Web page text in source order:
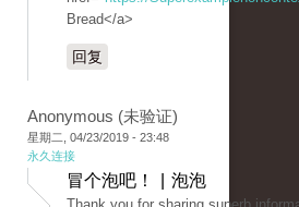
Bread</a>
回复
Anonymous (未验证)
星期二, 04/23/2019 - 23:48
永久连接
冒个泡吧！ | 泡泡